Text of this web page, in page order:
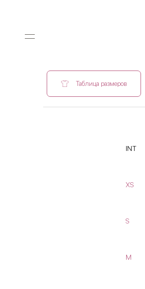
Таблица размеров
INT
XS
S
M